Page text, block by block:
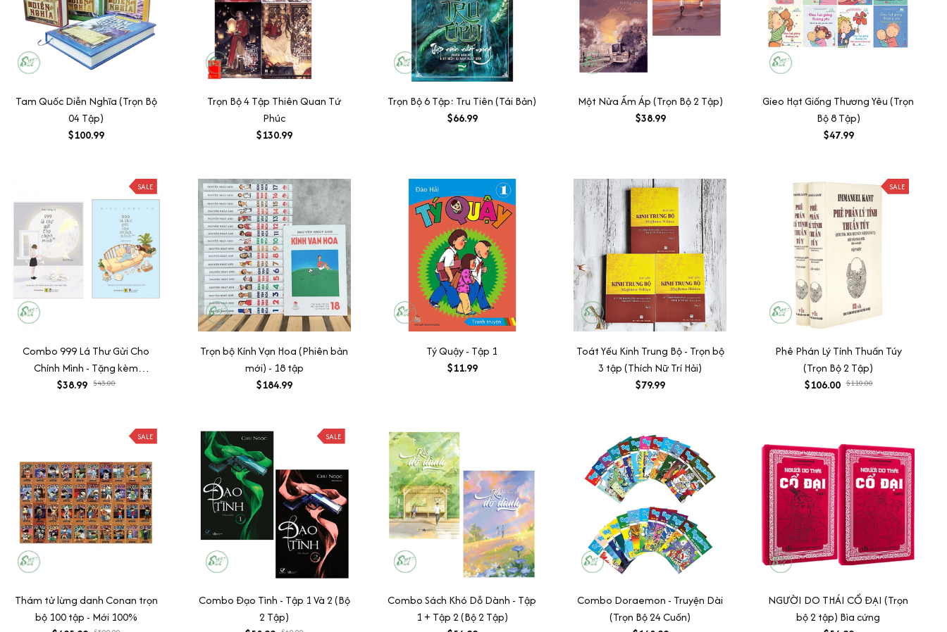
Tam Quốc Diễn Nghĩa (Trọn Bộ
04 Tập)
$100.99
Trọn Bộ 4 Tập Thiên Quan Tứ
Phúc
$130.99
Trọn Bộ 6 Tập: Tru Tiên (Tái Bản)
$66.99
Một Nửa Ấm Áp (Trọn Bộ 2 Tập)
$38.99
Gieo Hạt Giống Thương Yêu (Trọn
Bộ 8 Tập)
$47.99
SALE
Combo 999 Lá Thư Gửi Cho
Chính Mình - Tặng kèm
bookmark (Trọn bộ 2 tập)
$38.99 $43.00
Trọn bộ Kính Vạn Hoa (Phiên bản
mới) - 18 tập
$184.99
Tý Quậy - Tập 1
$11.99
Toát Yếu Kinh Trung Bộ - Trọn bộ
3 tập (Thích Nữ Trí Hải)
$79.99
SALE
Phê Phán Lý Tính Thuần Túy
(Trọn Bộ 2 Tập)
$106.00 $110.00
SALE
Thám tử lừng danh Conan trọn
bộ 100 tập - Mới 100%
SALE
Combo Đạo Tình - Tập 1 Và 2 (Bộ
2 Tập)
Combo Sách Khó Dỗ Dành - Tập
1 + Tập 2 (Bộ 2 Tập)
Combo Doraemon - Truyện Dài
(Trọn Bộ 24 Cuốn)
NGƯỜI DO THÁI CỔ ĐẠI (Trọn
bộ 2 tập) Bìa cứng